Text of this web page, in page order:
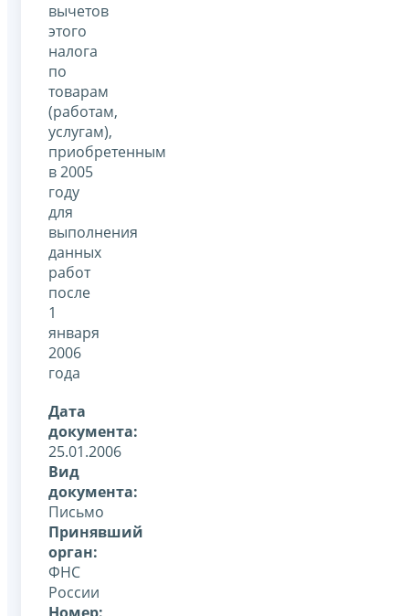
вычетов
этого
налога
по
товарам
(работам,
услугам),
приобретенным
в 2005
году
для
выполнения
данных
работ
после
1
января
2006
года
Дата
документа:
25.01.2006
Вид
документа:
Письмо
Принявший
орган:
ФНС
России
Номер: